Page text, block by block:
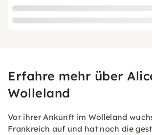
Erfahre mehr über
Wolleland
Vor ihrer Ankunft im Wolleland
Frankreich auf und hat noch die